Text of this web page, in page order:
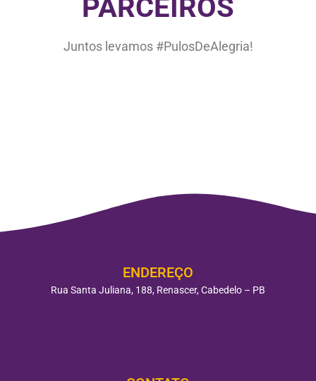
PARCEIROS
Juntos levamos #PulosDeAlegria!
ENDEREÇO
Rua Santa Juliana, 188, Renascer, Cabedelo – PB